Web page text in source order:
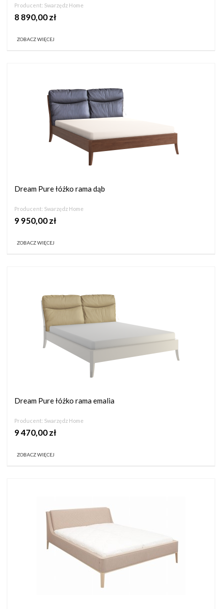
Producent: Swarzędz Home
8 890,00 zł
ZOBACZ WIĘCEJ
Dream Pure łóżko rama dąb
Producent: Swarzędz Home
9 950,00 zł
ZOBACZ WIĘCEJ
Dream Pure łóżko rama emalia
Producent: Swarzędz Home
9 470,00 zł
ZOBACZ WIĘCEJ